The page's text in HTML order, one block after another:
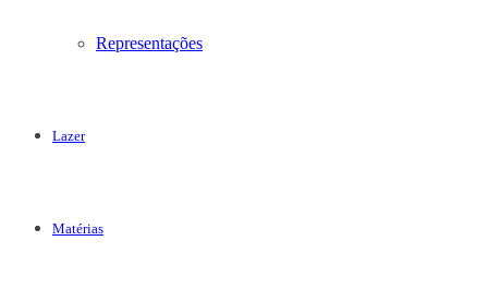
Representações
Lazer
Matérias